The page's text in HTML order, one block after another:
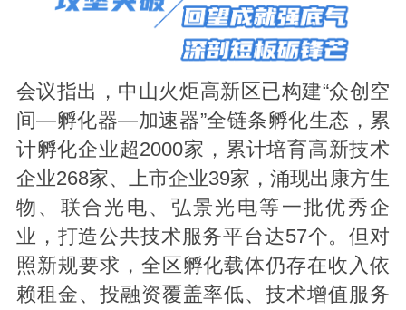
会议指出，中山火炬高新区已构建“众创空
间—孵化器—加速器”全链条孵化生态，累
计孵化企业超2000家，累计培育高新技术
企业268家、上市企业39家，涌现出康方生
物、联合光电、弘景光电等一批优秀企
业，打造公共技术服务平台达57个。但对
照新规要求，全区孵化载体仍存在收入依
赖租金、投融资覆盖率低、技术增值服务